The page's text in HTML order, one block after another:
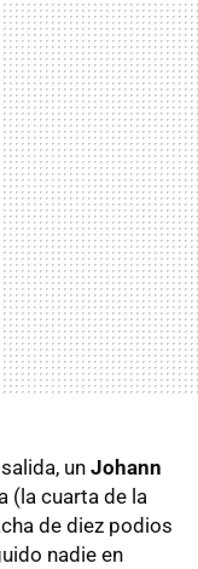
un Johann
(la cuarta de la
de diez podios
nadie en